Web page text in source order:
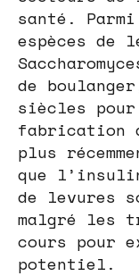
santé.
espèces de
de
siècles
fabrication
plus
que
de levures
malgré les
cours pour
potentiel.